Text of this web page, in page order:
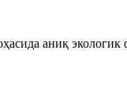
аниқ экологик